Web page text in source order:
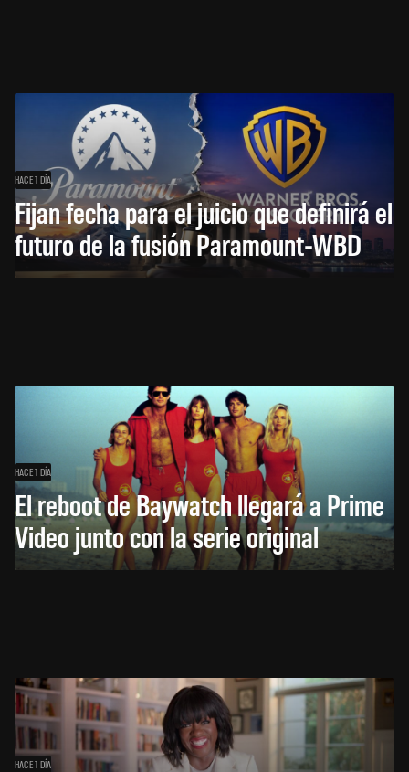
HACE 1 DÍA
Fijan fecha para el juicio que definirá el
futuro de la fusión Paramount-WBD
HACE 1 DÍA
El reboot de Baywatch llegará a Prime
Video junto con la serie original
HACE 1 DÍA